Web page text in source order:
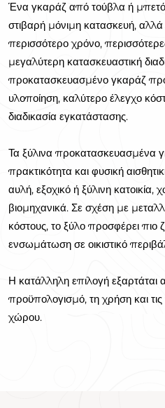
Ένα γκαράζ από τούβλα ή
στιβαρή μόνιμη κατασκευή,
περισσότερο χρόνο,
μεγαλύτερη κατασκευαστική
προκατασκευασμένο γκαράζ
υλοποίηση, καλύτερο έλεγχο
διαδικασία εγκατάστασης.
Τα ξύλινα προκατασκευασμένα
πρακτικότητα και φυσική
αυλή, εξοχικό ή ξύλινη κατοικία,
βιομηχανικά. Σε σχέση με
κόστους, το ξύλο προσφέρει πιο
ενσωμάτωση σε οικιστικό
Η κατάλληλη επιλογή εξαρτάται
προϋπολογισμό, τη χρήση και τις
χώρου.